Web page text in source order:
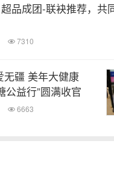
究模式正悄然紧随大
据的介入在糖尿病诊
美年大健康集团首
年健康产业研究院院
可以为政府部门制定
识，提升糖尿病患者
品成团-联袂推荐，共
7310
无疆 美年大健康
公益行”圆满收官
6663